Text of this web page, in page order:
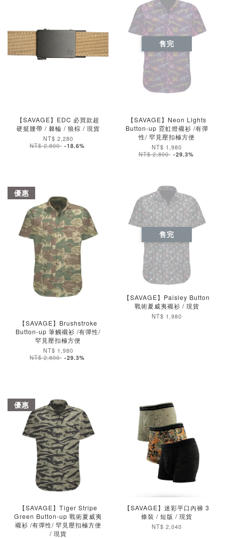
加入購物車 加入購物車
【SAVAGE】EDC 必買款超
硬挺腰帶 / 棘輪 / 狼棕 / 現貨
NT$ 2,280
NT$ 2,800 -18.6%
加入購物車
售完
【SAVAGE】Neon Lights
Button-up 霓虹燈襯衫 /有彈
性/ 罕見壓扣極方便
NT$ 1,980
NT$ 2,800 -29.3%
優惠
【SAVAGE】Brushstroke
Button-up 筆觸襯衫 /有彈性/
罕見壓扣極方便
NT$ 1,980
NT$ 2,800 -29.3%
加入購物車
售完
【SAVAGE】Paisley Button
戰術夏威夷襯衫 / 現貨
NT$ 1,980
優惠
【SAVAGE】Tiger Stripe
Green Button-up 戰術夏威夷
襯衫 /有彈性/ 罕見壓扣極方便
/ 現貨
【SAVAGE】迷彩平口內褲 3
條裝 / 短版 / 現貨
NT$ 2,040